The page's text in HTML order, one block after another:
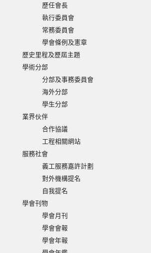
歷任會長
執行委員會
常務委員會
學會條例及憲章
歷史里程及歷屆主題
學術分部
分部及事務委員會
海外分部
學生分部
業界伙伴
合作協議
工程相關網站
服務社會
義工服務嘉許計劃
對外機構提名
自我提名
學會刊物
學會月刊
學會會報
學會年報